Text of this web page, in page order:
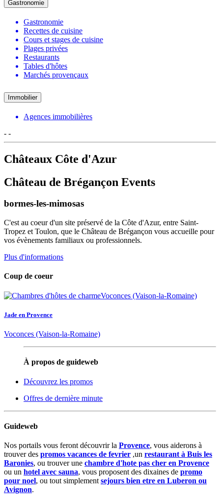
Gastronomie
Gastronomie
Recettes de cuisine
Cours et stages de cuisine
Plages privées
Restaurants
Tables d'hôtes
Marchés provençaux
Immobilier
Agences immobilières
- -
Châteaux Côte d'Azur
Château de Brégançon Events
bormes-les-mimosas
C'est au coeur d'un site préservé de la Côte d'Azur, entre Saint-
Tropez et Toulon, que le Château de Brégançon vous accueille pour
vos évènements familiaux ou professionnels.
Plus d'informations
Coup de coeur
Jade en Provence
Voconces (Vaison-la-Romaine)
À propos de guideweb
Découvrez les promos
Offres de dernière minute
Guideweb
Nos portails vous feront découvrir la Provence, vous aiderons à
trouver des promos vacances de fevrier ,un restaurant à Buis les
Baronies, ou trouver une chambre d'hote pas cher en Provence
ou un hotel avec sauna, vous proposent des dixaines de promo
pour noel, ou tout simplement sejours bien etre en Luberon ou
Avignon.